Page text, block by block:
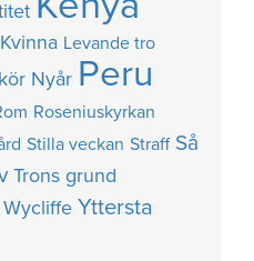
Kvinna Levande tro
Nyår Peru
Roseniuskyrkan
Stilla veckan Straff Så
Trons grund
Wycliffe Yttersta